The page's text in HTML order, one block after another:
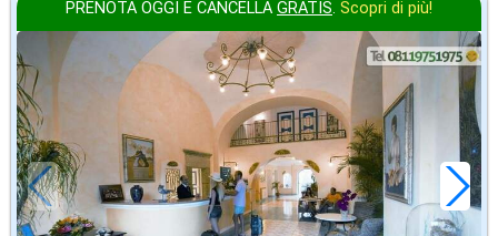
PRENOTA OGGI E CANCELLA GRATIS. Scopri di più!
2026 FERRAGOSTO
in offerta da
€86 ,71
a notte